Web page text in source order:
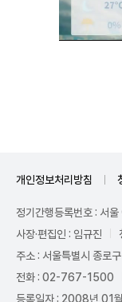
개인정보처리방침
정기간행등록번호 : 서
사장·편집인 : 임규진
주소 : 서울특별시 종로
전화 : 02-767-1500
등록일자 : 2008년 01